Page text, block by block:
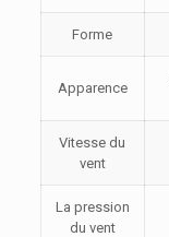
Forme
Apparence
Vitesse du
vent
La pression
du vent